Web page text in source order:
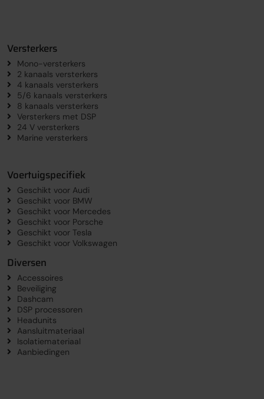
Versterkers
Mono-versterkers
2 kanaals versterkers
4 kanaals versterkers
5/6 kanaals versterkers
8 kanaals versterkers
Versterkers met DSP
24 V versterkers
Marine versterkers
Voertuigspecifiek
Geschikt voor Audi
Geschikt voor BMW
Geschikt voor Mercedes
Geschikt voor Porsche
Geschikt voor Tesla
Geschikt voor Volkswagen
Diversen
Accessoires
Beveiliging
Dashcam
DSP processoren
Headunits
Aansluitmateriaal
Isolatiemateriaal
Aanbiedingen